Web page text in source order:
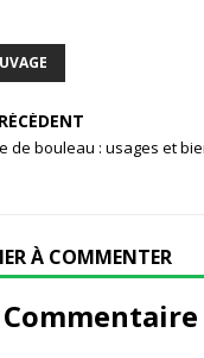
de bouleau : usages et
À COMMENTER